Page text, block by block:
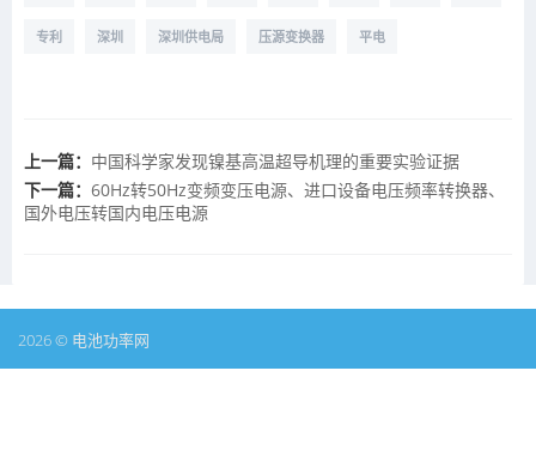
专利 深圳 深圳供电局 压源变换器 平电
上一篇： 中国科学家发现镍基高温超导机理的重要实验证据
下一篇： 60Hz转50Hz变频变压电源、进口设备电压频率转换器、
国外电压转国内电压电源
2026 © 电池功率网